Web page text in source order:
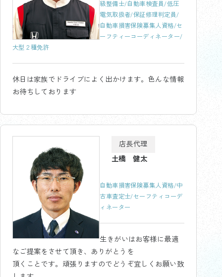
級整備士/自動車検査員/低圧
電気取扱者/保証修理判定員/
自動車損害保険募集人資格/セ
ーフティーコーディネーター/
大型２種免許
休日は家族でドライブによく出かけます。色んな情報
お待ちしております
店長代理
土橋 健太
自動車損害保険募集人資格/中
古車査定士/セーフティコーデ
ィネーター
生きがいはお客様に最適
なご提案をさせて頂き、ありがとうを
頂くことです。頑張りますのでどうぞ宜しくお願い致